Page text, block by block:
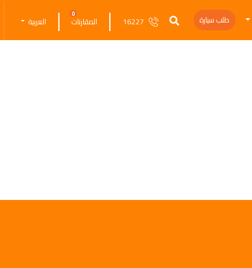
طلب سيارة 16227 المقارنات
0
العربية